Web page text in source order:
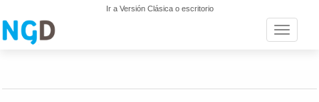
Ir a Versión Clásica o escritorio
Toggle